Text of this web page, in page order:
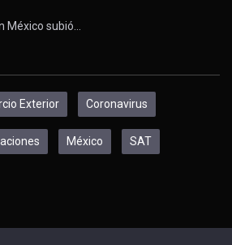
México subió…
Exterior Coronavirus
México SAT